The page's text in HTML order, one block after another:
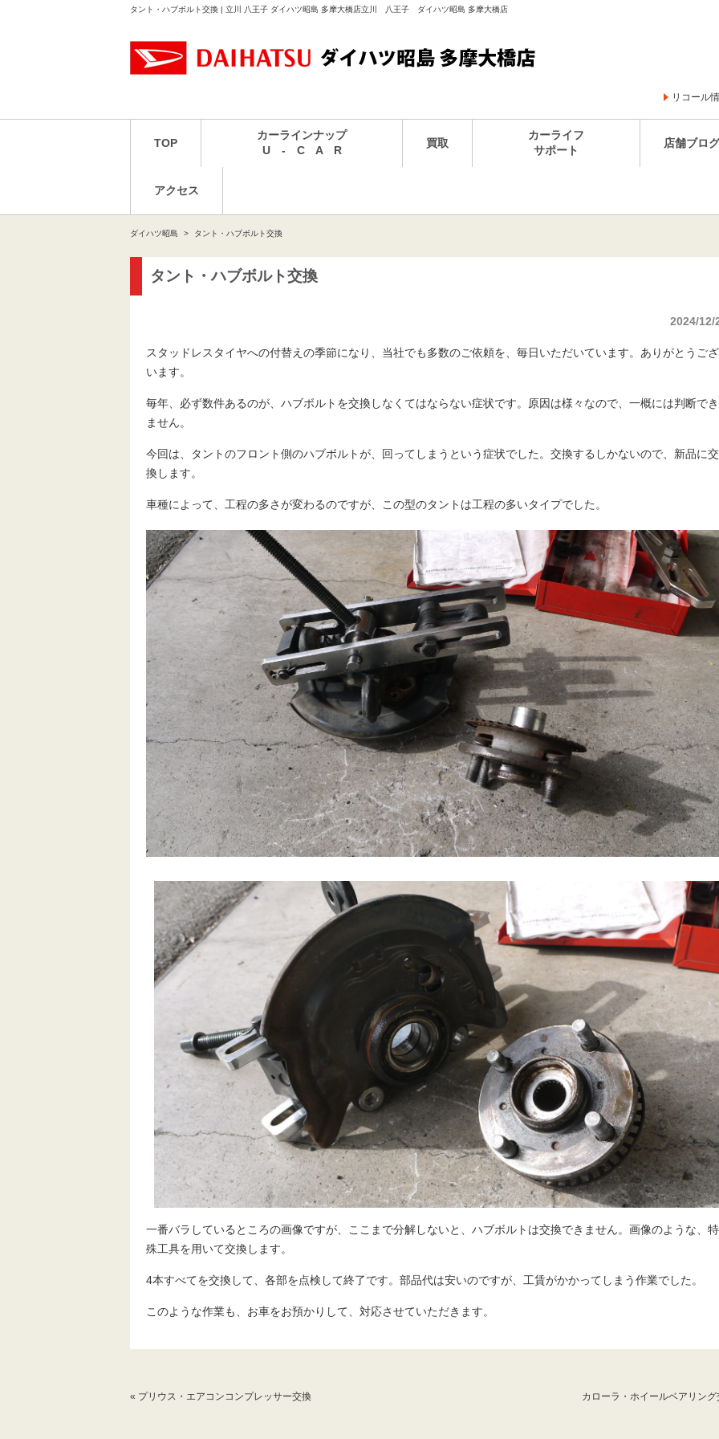
タント・ハブボルト交換 | 立川 八王子 ダイハツ昭島 多摩大橋店立川 八王子 ダイハツ昭島 多摩大橋店
リコール
TOP
カーラインナップ
U - C A R
買取
カーライフ
サポート
店舗ブログ
アクセス
ダイハツ昭島 タント・ハブボルト交換
タント・ハブボルト交換
2024/12/
スタッドレスタイヤへの付替えの季節になり、当社でも多数のご依頼を、毎日いただいています。ありがとうござ
います。
毎年、必ず数件あるのが、ハブボルトを交換しなくてはならない症状です。原因は様々なので、一概には判断でき
ません。
今回は、タントのフロント側のハブボルトが、回ってしまうという症状でした。交換するしかないので、新品に交
換します。
車種によって、工程の多さが変わるのですが、この型のタントは工程の多いタイプでした。
一番バラしているところの画像ですが、ここまで分解しないと、ハブボルトは交換できません。画像のような、特
殊工具を用いて交換します。
4本すべてを交換して、各部を点検して終了です。部品代は安いのですが、工賃がかかってしまう作業でした。
このような作業も、お車をお預かりして、対応させていただきます。
« プリウス・エアコンコンプレッサー交換 カローラ・ホイールベアリング